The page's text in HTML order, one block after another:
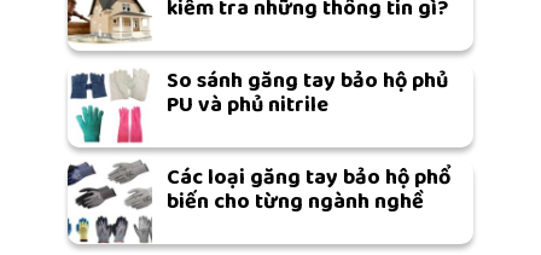
kiểm tra những thông tin gì?
So sánh găng tay bảo hộ phủ
PU và phủ nitrile
Các loại găng tay bảo hộ phổ
biến cho từng ngành nghề